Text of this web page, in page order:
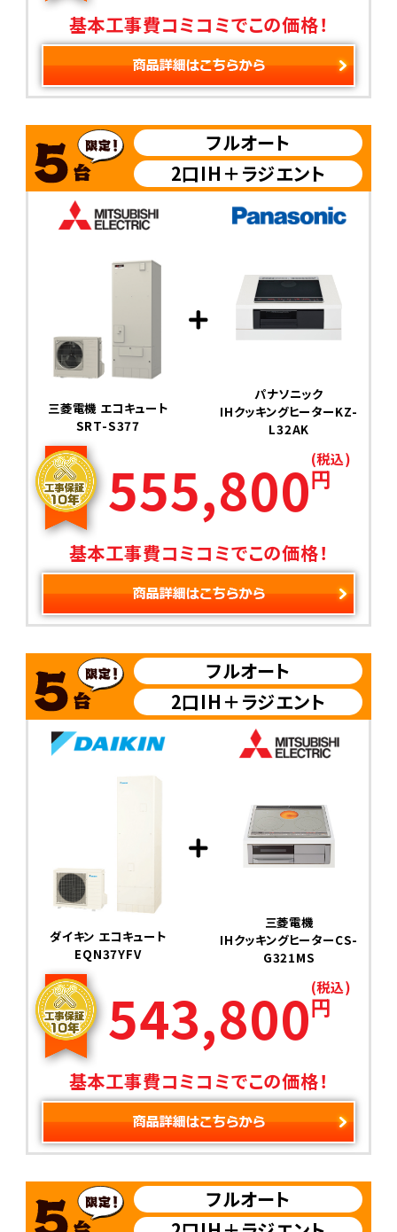
基本工事費コミコミでこの価格！
フルオート
2口IH＋ラジエント
三菱電機 エコキュート
SRT-S377
パナソニック
IHクッキングヒーターKZ-
L32AK
555,800円
(税込)
基本工事費コミコミでこの価格！
フルオート
2口IH＋ラジエント
ダイキン エコキュート
EQN37YFV
三菱電機
IHクッキングヒーターCS-
G321MS
543,800円
(税込)
基本工事費コミコミでこの価格！
フルオート